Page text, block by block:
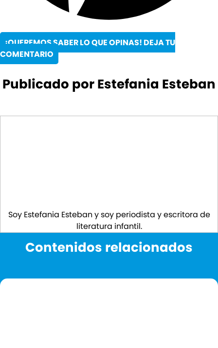
¡QUEREMOS SABER LO QUE OPINAS! DEJA TU
COMENTARIO
Publicado por Estefania Esteban
Soy Estefania Esteban y soy periodista y escritora de
literatura infantil.
Contenidos relacionados